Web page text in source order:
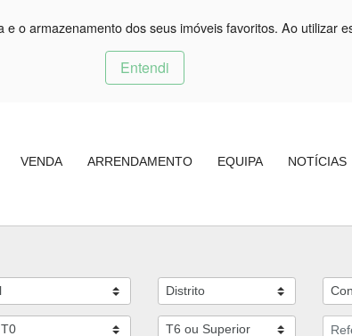
o armazenamento dos seus imóveis favoritos. Ao utilizar
Entendi
VENDA ARRENDAMENTO EQUIPA NOTÍCIAS